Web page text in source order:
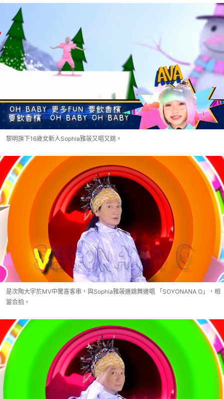
黎明旗下16歲女新人Sophia雅荍又唱又跳。
是次陶大宇於MV中驚喜客串，與Sophia雅荍邊跳舞邊唱 「SOYONANA O」，相
當合拍。